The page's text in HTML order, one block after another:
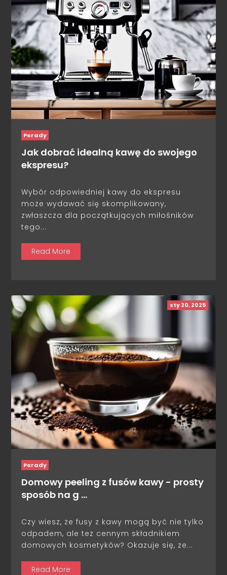
Porady
Jak dobrać idealną kawę do swojego
ekspresu?
Wybór odpowiedniej kawy do ekspresu
może wydawać się skomplikowany,
zwłaszcza dla początkujących miłośników
tego...
Read More
sty 20, 2025
Porady
Domowy peeling z fusów kawy - prosty
sposób na g …
Czy wiesz, że fusy z kawy mogą być nie tylko
odpadem, ale też cennym składnikiem
domowych kosmetyków? Okazuje się, że...
Read More